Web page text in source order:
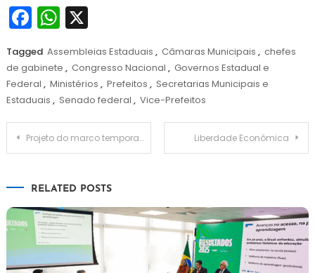
Facebook
WhatsApp
X
Tagged Assembleias Estaduais , Câmaras Municipais , chefes
de gabinete , Congresso Nacional , Governos Estadual e
Federal , Ministérios , Prefeitos , Secretarias Municipais e
Estaduais , Senado federal , Vice-Prefeitos
Navegação
Projeto do marco temporal das terras indígenas chega ao Senado Liberdade Econômica
RELATED POSTS